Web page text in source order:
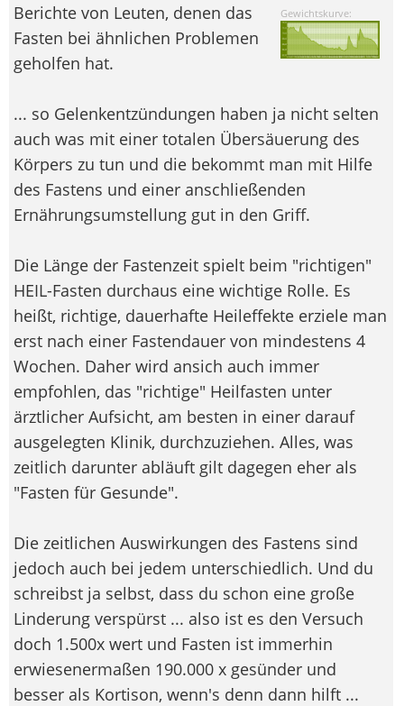
Gewichtskurve:
Berichte von Leuten, denen das
Fasten bei ähnlichen Problemen
geholfen hat.
... so Gelenkentzündungen haben ja nicht selten
auch was mit einer totalen Übersäuerung des
Körpers zu tun und die bekommt man mit Hilfe
des Fastens und einer anschließenden
Ernährungsumstellung gut in den Griff.
Die Länge der Fastenzeit spielt beim "richtigen"
HEIL-Fasten durchaus eine wichtige Rolle. Es
heißt, richtige, dauerhafte Heileffekte erziele man
erst nach einer Fastendauer von mindestens 4
Wochen. Daher wird ansich auch immer
empfohlen, das "richtige" Heilfasten unter
ärztlicher Aufsicht, am besten in einer darauf
ausgelegten Klinik, durchzuziehen. Alles, was
zeitlich darunter abläuft gilt dagegen eher als
"Fasten für Gesunde".
Die zeitlichen Auswirkungen des Fastens sind
jedoch auch bei jedem unterschiedlich. Und du
schreibst ja selbst, dass du schon eine große
Linderung verspürst ... also ist es den Versuch
doch 1.500x wert und Fasten ist immerhin
erwiesenermaßen 190.000 x gesünder und
besser als Kortison, wenn's denn dann hilft ...